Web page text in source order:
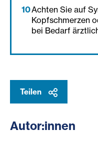
Achten Sie auf
Kopfschmerzen
bei Bedarf
Teilen
Autor:innen